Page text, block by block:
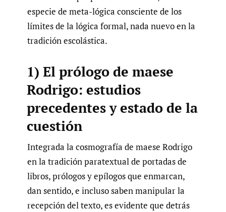
especie de meta-lógica consciente de los
límites de la lógica formal, nada nuevo en la
tradición escolástica.
1) El prólogo de maese
Rodrigo: estudios
precedentes y estado de la
cuestión
Integrada la cosmografía de maese Rodrigo
en la tradición paratextual de portadas de
libros, prólogos y epílogos que enmarcan,
dan sentido, e incluso saben manipular la
recepción del texto, es evidente que detrás